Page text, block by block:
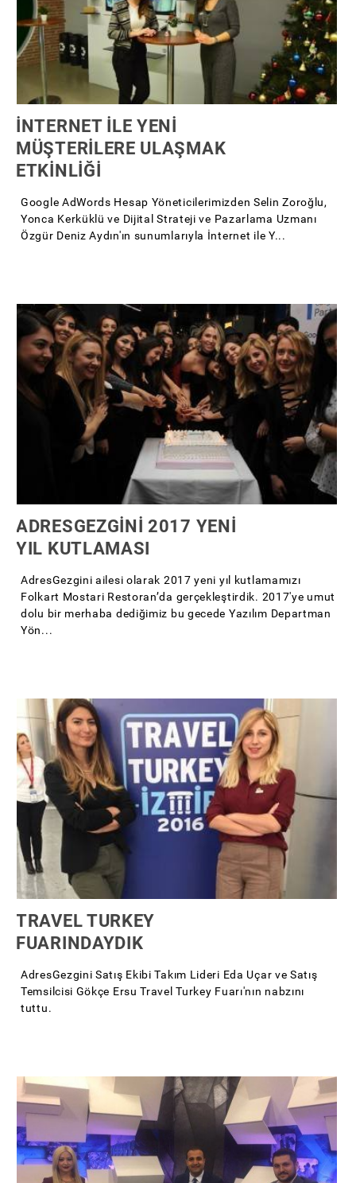
İNTERNET İLE YENİ
MÜŞTERİLERE ULAŞMAK
ETKİNLİĞİ
Google AdWords Hesap Yöneticilerimizden Selin Zoroğlu,
Yonca Kerküklü ve Dijital Strateji ve Pazarlama Uzmanı
Özgür Deniz Aydın'ın sunumlarıyla İnternet ile Y...
ADRESGEZGİNİ 2017 YENİ
YIL KUTLAMASI
AdresGezgini ailesi olarak 2017 yeni yıl kutlamamızı
Folkart Mostari Restoran’da gerçekleştirdik. 2017'ye umut
dolu bir merhaba dediğimiz bu gecede Yazılım Departman
Yön...
TRAVEL TURKEY
FUARINDAYDIK
AdresGezgini Satış Ekibi Takım Lideri Eda Uçar ve Satış
Temsilcisi Gökçe Ersu Travel Turkey Fuarı'nın nabzını
tuttu.